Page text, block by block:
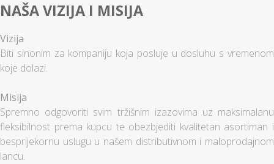
NAŠA VIZIJA I MISIJA
Vizija
Biti sinonim za kompaniju koja posluje u dosluhu s vremenom
koje dolazi.
Misija
Spremno odgovoriti svim tržišnim izazovima uz maksimalanu
fleksibilnost prema kupcu te obezbjediti kvalitetan asortiman i
besprijekornu uslugu u našem distributivnom i maloprodajnom
lancu.